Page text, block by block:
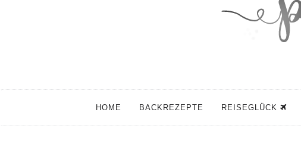
HOME BACKREZEPTE REISEGLÜCK